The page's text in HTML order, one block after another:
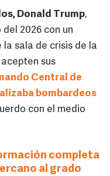
Donald Trump,
2026 con un
sala de crisis de la
sus
Central de
bombardeos
con el medio
completa
al grado